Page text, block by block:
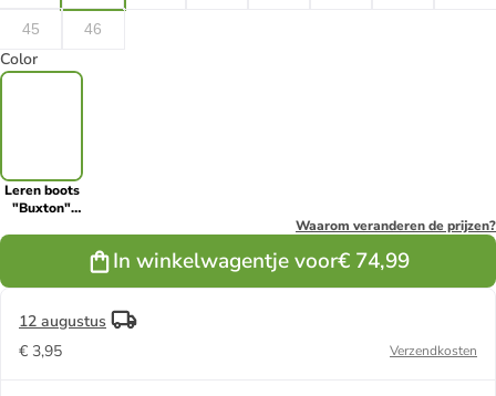
45 46
Color
Leren boots
"Buxton"
Waarom veranderen de prijzen?
In winkelwagentje voor€ 74,99
12 augustus
€ 3,95
Verzendkosten